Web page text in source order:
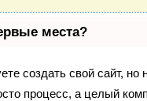
места?
создать свой сайт, но
процесс, а целый